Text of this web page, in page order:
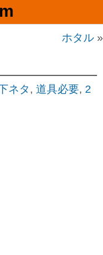
ホタル »
ネタ, 道具必要, 2